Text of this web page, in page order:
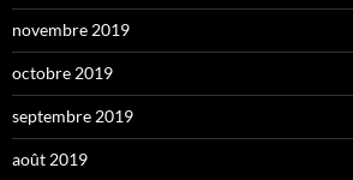
novembre 2019
octobre 2019
septembre 2019
août 2019